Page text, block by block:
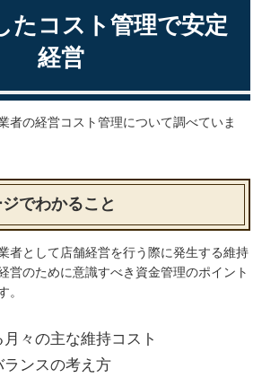
たコスト管理で安定
経営
者の経営コスト管理について調べていま
でわかること
者として店舗経営を行う際に発生する維持
営のために意識すべき資金管理のポイント
。
々の主な維持コスト
ンスの考え方